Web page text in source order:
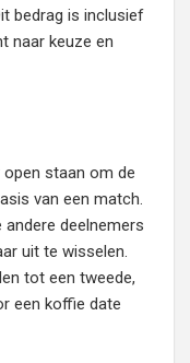
bedrag is inclusief
naar keuze en
staan om de
van een match.
deelnemers
uit te wisselen.
tot een tweede,
een koffie date